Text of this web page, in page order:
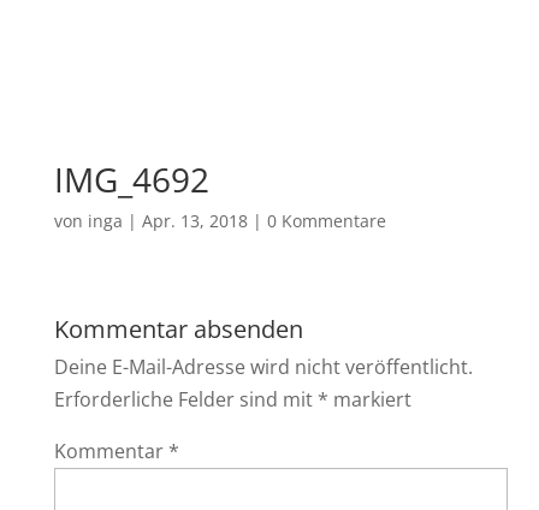
IMG_4692
von inga | Apr. 13, 2018| 0 Kommentare
Kommentar absenden
Deine E-Mail-Adresse wird nicht veröffentlicht.
Erforderliche Felder sind mit * markiert
Kommentar *